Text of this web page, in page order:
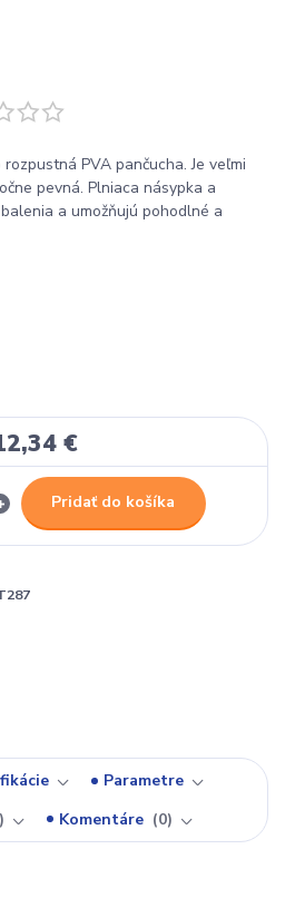
PVA pančucha. Je veľmi
pevná. Plniaca násypka a
a umožňujú pohodlné a
€
Pridať do košíka
Parametre
Komentáre 0